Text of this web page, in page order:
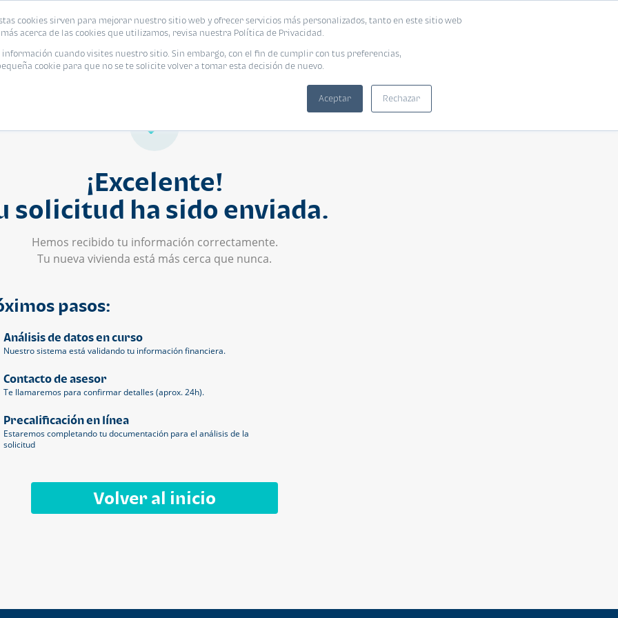
cookies sirven para mejorar nuestro sitio web y ofrecer servicios más personalizados, tanto en este sitio web
acerca de las cookies que utilizamos, revisa nuestra Política de Privacidad.
cuando visites nuestro sitio. Sin embargo, con el fin de cumplir con tus preferencias,
cookie para que no se te solicite volver a tomar esta decisión de nuevo.
Aceptar Rechazar
Eventos Promociones Blog Encuentra tu vivienda ideal
¡Excelente!
solicitud ha sido enviada.
Hemos recibido tu información correctamente.
Tu nueva vivienda está más cerca que nunca.
pasos:
Análisis de datos en curso
Nuestro sistema está validando tu información financiera.
Contacto de asesor
Te llamaremos para confirmar detalles (aprox. 24h).
Precalificación en línea
Estaremos completando tu documentación para el análisis de la
solicitud
Volver al inicio